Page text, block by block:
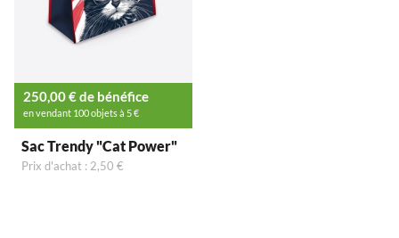
Sac Trendy "Cat Power"
250,00 € de bénéfice
en vendant 100 objets à 5 €
Prix d'achat : 2,50 €